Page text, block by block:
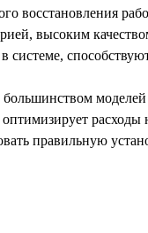
восстановления
высоким
расходы
правильную